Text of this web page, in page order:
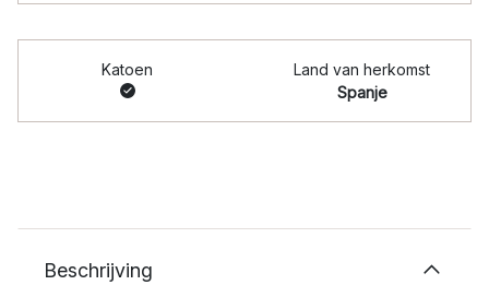
Katoen
Land van herkomst
Spanje
Beschrijving